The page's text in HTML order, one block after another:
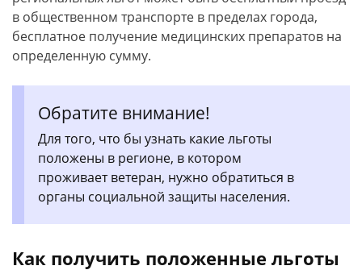
в общественном транспорте в пределах города,
бесплатное получение медицинских препаратов на
определенную сумму.
Обратите внимание!
Для того, что бы узнать какие льготы
положены в регионе, в котором
проживает ветеран, нужно обратиться в
органы социальной защиты населения.
Как получить положенные льготы